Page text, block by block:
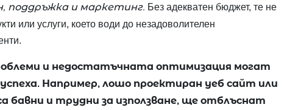
поддръжка и маркетинг. Без адекватен бюджет, те не
или услуги, което води до незадоволителен
и недостатъчната оптимизация могат
Например, лошо проектиран уеб сайт или
бавни и трудни за използване, ще отблъснат